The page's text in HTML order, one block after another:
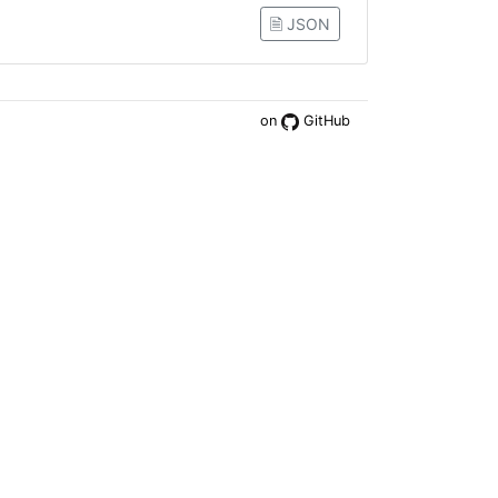
🗎 JSON
on GitHub